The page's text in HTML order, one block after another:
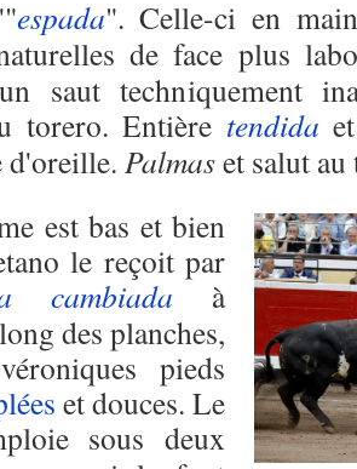
espada". Celle-ci en
de face plus
saut techniquement
torero. Entière tendida
Palmaset salut au
est bas et bien
le reçoit par
cambiada à
des planches,
pieds
et douces. Le
sous deux